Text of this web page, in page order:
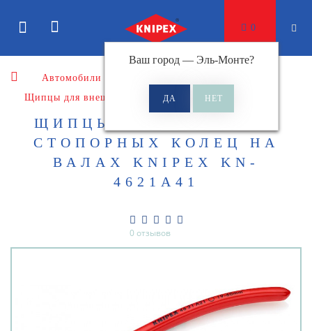
Ваш город — Эль-Монте?
0
Автомобили
Щипцы для внешних стопорных колец
ЩИПЦЫ ДЛЯ ВНЕШНИХ
СТОПОРНЫХ КОЛЕЦ НА
ВАЛАХ KNIPEX KN-
4621A41
0 отзывов